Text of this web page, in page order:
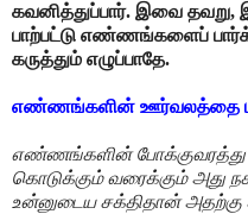
கவனித்துப்பார். இவை
பாற்பட்டு எண்ணங்களைப்
கருத்தும் எழுப்பாதே.
எண்ணங்களின் ஊர்வலத்தை
எண்ணங்களின் போக்குவரத்து
கொடுக்கும் வரைக்கும் அது
உன்னுடைய சக்திதான்